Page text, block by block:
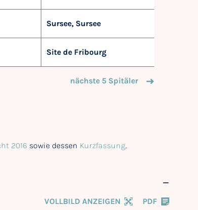
Sursee, Sursee
Site de Fribourg
nächste 5 Spitäler
2016 sowie dessen Kurzfassung.
VOLLBILD ANZEIGEN
PDF